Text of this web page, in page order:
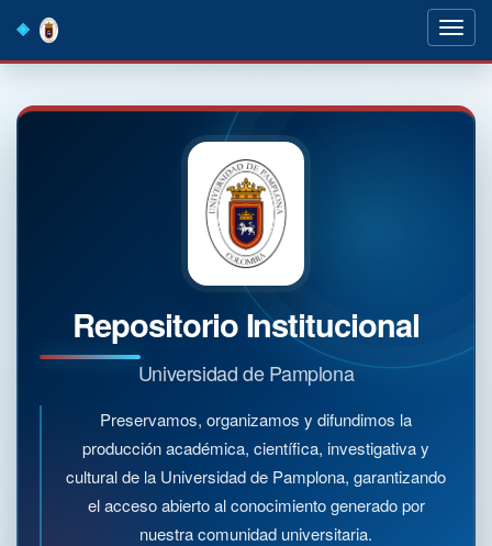
navigation
Repositorio Institucional
Universidad de Pamplona
Preservamos, organizamos y difundimos la
producción académica, científica, investigativa y
cultural de la Universidad de Pamplona, garantizando
el acceso abierto al conocimiento generado por
nuestra comunidad universitaria.